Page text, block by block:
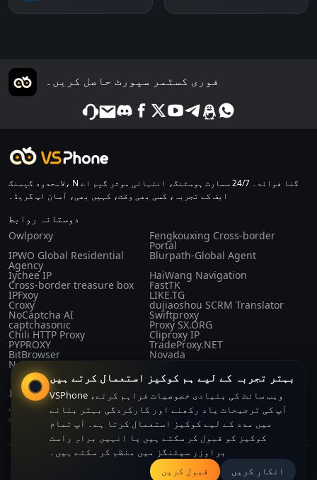
بہتر تجربہ کے لیے ہم کوکیز استعمال کرتے ہیں
VSPhone ویب سائٹ کی بنیادی خصوصیات فراہم کرنے،
آپ کی ترجیحات یاد رکھنے اور کارکردگی بہتر بنانے
میں مدد کے لیے کوکیز استعمال کرتا ہے۔ آپ تمام
کوکیز کو قبول کر سکتے ہیں یا انہیں براہِ راست
براوزر سیٹنگز میں منظم کر سکتے ہیں۔
قبول کریں
انکار کریں
فوری کسٹمر سپورٹ حاصل کریں۔
لامحدود گیمنگ، N گنا فوائد۔ 24/7 سمارٹ ہوسٹنگ، انتہائی موثر گیم اے
ایف کے تجربہ، کسی بھی وقت، کہیں بھی، آسان اپ گریڈ۔
دوستانہ روابط
Owlporxy
Fengkouxing Cross-border
Portal
IPWO Global Residential
Agency
Blurpath-Global Agent
Iychee IP
HaiWang Navigation
Cross-border treasure box FastTK
IPFxoy LIKE.TG
Croxy dujiaoshou SCRM Translator
NoCaptcha AI Swiftproxy
captchasonic Proxy SX.ORG
Chili HTTP Proxy Cliproxy IP
PYPROXY TradeProxy.NET
BitBrowser Novada
NovProxy
قوانین اور ضوابط
رازداری کی
پالیسی
خریداری کا
معاہدہ
صارف کا
معاہدہ
ہمارے بارے
میں
Copyright© 2024-2026 CLOUDFORGE SOLUTIONS PTE.LTD. All right